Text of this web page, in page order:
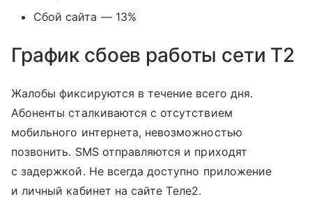
Сбой сайта — 13%
График сбоев работы сети T2
Жалобы фиксируются в течение всего дня.
Абоненты сталкиваются с отсутствием
мобильного интернета, невозможностью
позвонить. SMS отправляются и приходят
с задержкой. Не всегда доступно приложение
и личный кабинет на сайте Tеле2.